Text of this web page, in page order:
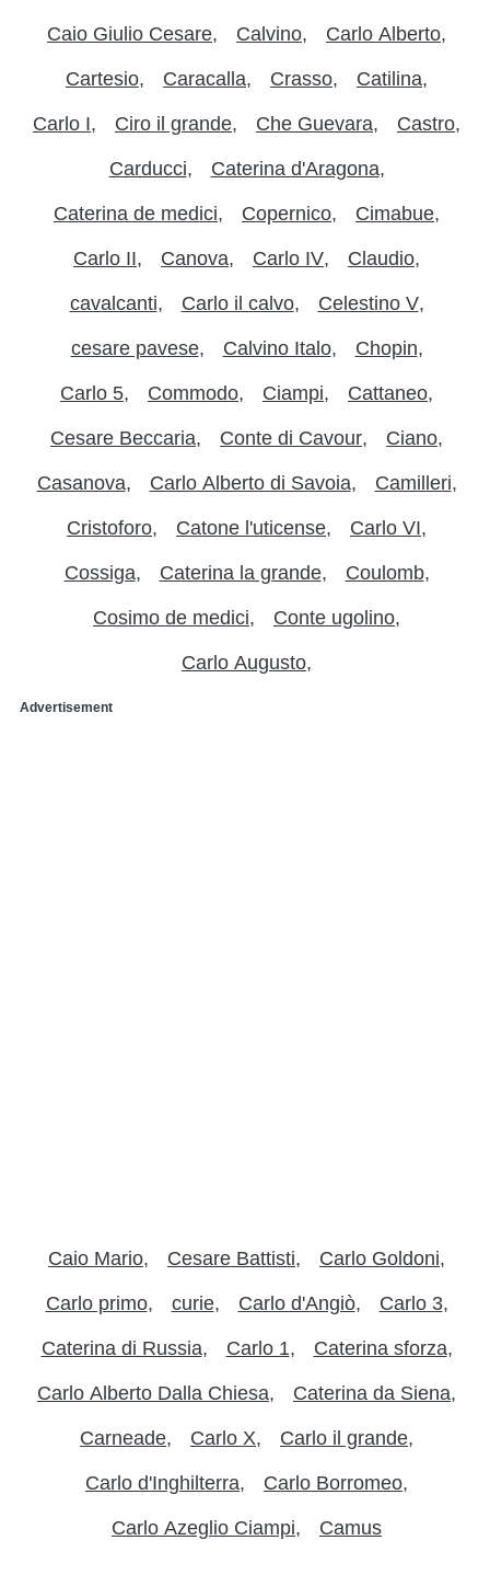
Caio Giulio Cesare Calvino Carlo Alberto
Cartesio Caracalla Crasso Catilina
Carlo I Ciro il grande Che Guevara Castro
Carducci Caterina d'Aragona
Caterina de medici Copernico Cimabue
Carlo II Canova Carlo IV Claudio
cavalcanti Carlo il calvo Celestino V
cesare pavese Calvino Italo Chopin
Carlo 5 Commodo Ciampi Cattaneo
Cesare Beccaria Conte di Cavour Ciano
Casanova Carlo Alberto di Savoia Camilleri
Cristoforo Catone l'uticense Carlo VI
Cossiga Caterina la grande Coulomb
Cosimo de medici Conte ugolino
Carlo Augusto
Advertisement
Caio Mario Cesare Battisti Carlo Goldoni
Carlo primo curie Carlo d'Angiò Carlo 3
Caterina di Russia Carlo 1 Caterina sforza
Carlo Alberto Dalla Chiesa Caterina da Siena
Carneade Carlo X Carlo il grande
Carlo d'Inghilterra Carlo Borromeo
Carlo Azeglio Ciampi Camus